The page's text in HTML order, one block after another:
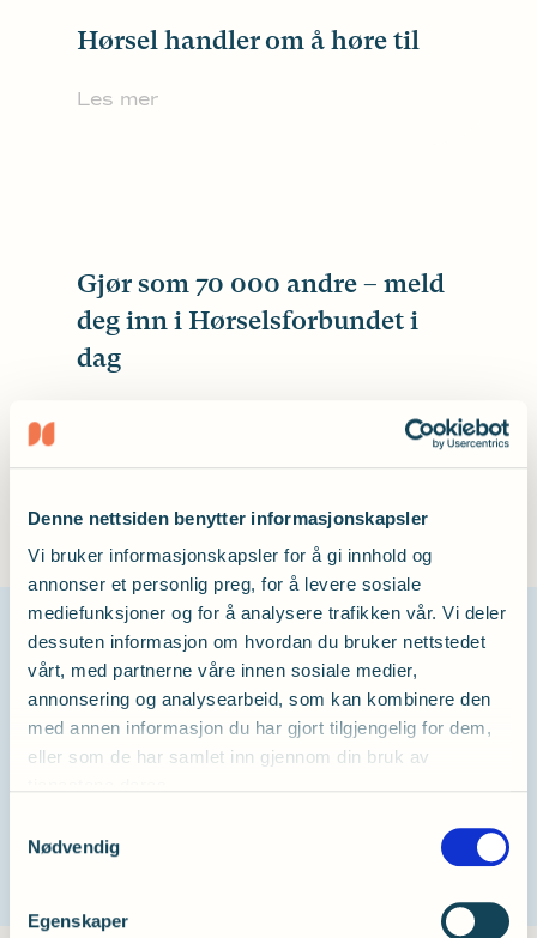
Denne nettsiden benytter informasjonskapsler
Vi bruker informasjonskapsler for å gi innhold og
annonser et personlig preg, for å levere sosiale
mediefunksjoner og for å analysere trafikken vår. Vi deler
dessuten informasjon om hvordan du bruker nettstedet
vårt, med partnerne våre innen sosiale medier,
annonsering og analysearbeid, som kan kombinere den
med annen informasjon du har gjort tilgjengelig for dem,
eller som de har samlet inn gjennom din bruk av
Nødvendig
Egenskaper
Hørsel handler om å høre til
Les mer
Gjør som 70 000 andre – meld
deg inn i Hørselsforbundet i
dag
Mistenker du dårlig hørsel?